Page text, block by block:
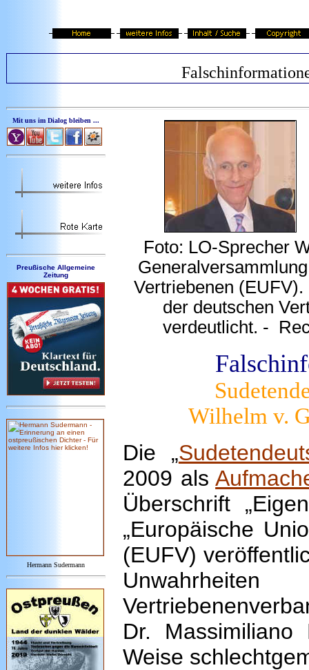
Mit uns im Dialog bleiben ...
Preußische Allgemeine
Zeitung
Hermann Sudermann
Foto: LO-Sprecher
Vertriebenen
der deutschen
verdeutlicht. -
Wilhelm v.
Die „
2009 als
Überschrift
„Europäische
(EUFV)
Dr.
Weise